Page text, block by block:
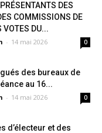
DES
COMMISSIONS DE
VOTES DU...
- 14 mai 2026 0
des bureaux de
au 16...
- 14 mai 2026 0
d’électeur et des